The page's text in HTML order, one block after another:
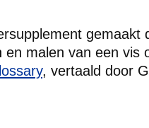
gemaakt
en malen van een vis
, vertaald door